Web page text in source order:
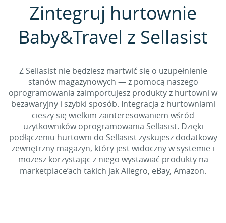
Zintegruj hurtownie
Baby&Travel z Sellasist
Z Sellasist nie będziesz martwić się o uzupełnienie
stanów magazynowych — z pomocą naszego
oprogramowania zaimportujesz produkty z hurtowni w
bezawaryjny i szybki sposób. Integracja z hurtowniami
cieszy się wielkim zainteresowaniem wśród
użytkowników oprogramowania Sellasist. Dzięki
podłączeniu hurtowni do Sellasist zyskujesz dodatkowy
zewnętrzny magazyn, który jest widoczny w systemie i
możesz korzystając z niego wystawiać produkty na
marketplace’ach takich jak Allegro, eBay, Amazon.